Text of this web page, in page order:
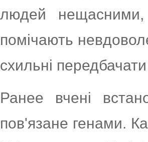
людей нещасними,
помічають
схильні
Ранее вчені
пов'язане генами.